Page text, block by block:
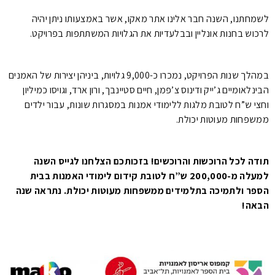
לשמחתנו, השנה חבר אלינו אתר מאקו, אשר באמצעותו ניתן יהיה
לרכוש בחנות אונליין ובבלעדיות את הגלויות המשתתפות בפרויקט.
במהלך שנות הפרויקט, נמכרו כ-9,000 גלויות, ביניהן יצירות של האמנים
הבינלאומיים ג’ייק ודינוס צ’פמן, חיים סטיינבך, ורון ארד, וגויסו כמיליון
וחצי ש”ח לטובת מלגות ללימודי אמנות במסגרות שונות, עבור ילדים
ממשפחות מעוטות יכולת.
תודה לכל הרוכשות והרוכשים! בזכותכם הצלחנו לגייס השנה
למעלה מ-200,000 ש”ח לטובת קידום לימודי האמנות בבית
הספר ולתמיכה בתלמידים ממשפחות מעוטות יכולת. נתראה שנה
הבאה!